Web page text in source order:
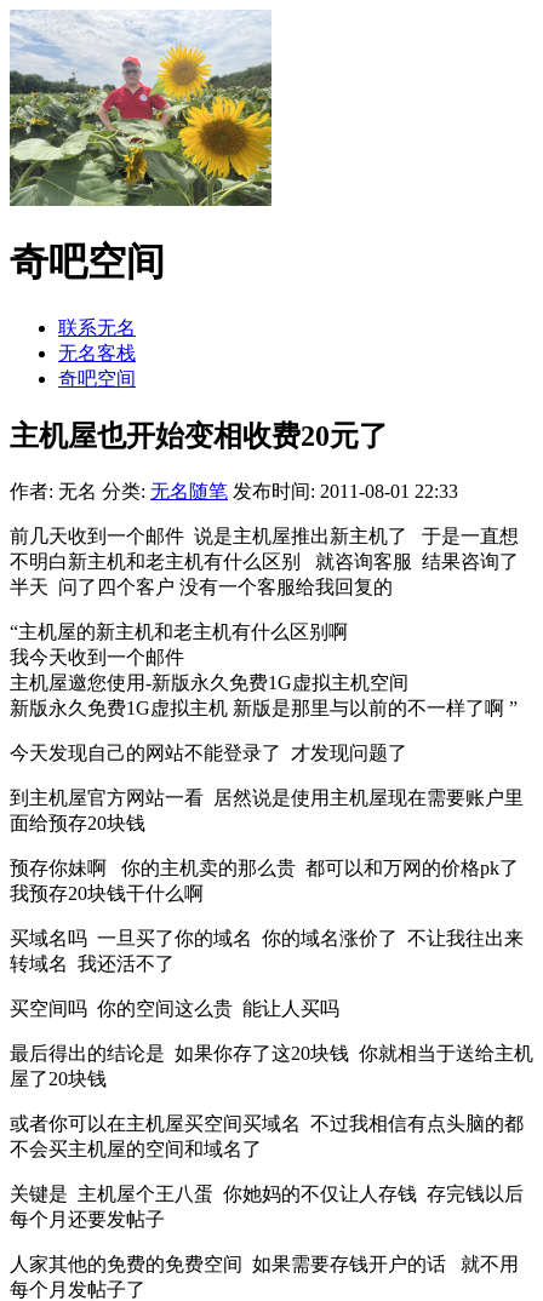
奇吧空间
联系无名
无名客栈
奇吧空间
主机屋也开始变相收费20元了
作者: 无名 分类: 无名随笔 发布时间: 2011-08-01 22:33
前几天收到一个邮件 说是主机屋推出新主机了 于是一直想
不明白新主机和老主机有什么区别 就咨询客服 结果咨询了
半天 问了四个客户 没有一个客服给我回复的
“主机屋的新主机和老主机有什么区别啊
我今天收到一个邮件
主机屋邀您使用-新版永久免费1G虚拟主机空间
新版永久免费1G虚拟主机 新版是那里与以前的不一样了啊 ”
今天发现自己的网站不能登录了 才发现问题了
到主机屋官方网站一看 居然说是使用主机屋现在需要账户里
面给预存20块钱
预存你妹啊 你的主机卖的那么贵 都可以和万网的价格pk了
我预存20块钱干什么啊
买域名吗 一旦买了你的域名 你的域名涨价了 不让我往出来
转域名 我还活不了
买空间吗 你的空间这么贵 能让人买吗
最后得出的结论是 如果你存了这20块钱 你就相当于送给主机
屋了20块钱
或者你可以在主机屋买空间买域名 不过我相信有点头脑的都
不会买主机屋的空间和域名了
关键是 主机屋个王八蛋 你她妈的不仅让人存钱 存完钱以后
每个月还要发帖子
人家其他的免费的免费空间 如果需要存钱开户的话 就不用
每个月发帖子了